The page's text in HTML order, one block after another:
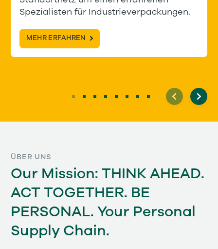
Spezialisten für Industrieverpackungen.
MEHR ERFAHREN
ÜBER UNS
Our Mission: THINK AHEAD.
ACT TOGETHER. BE
PERSONAL. Your Personal
Supply Chain.